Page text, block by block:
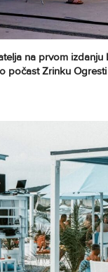
na prvom izdanju
počast Zrinku Ogresti